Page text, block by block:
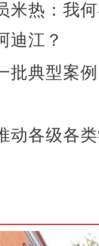
米热：我
迪江？
批典型案例
动各级各
“稻蟹共生”